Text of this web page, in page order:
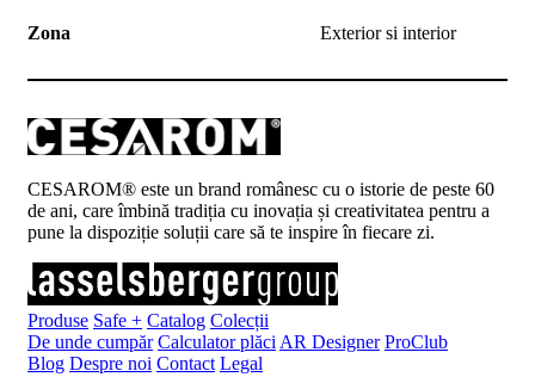
Zona Exterior si interior
CESAROM® este un brand românesc cu o istorie de peste 60
de ani, care îmbină tradiția cu inovația și creativitatea pentru a
pune la dispoziție soluții care să te inspire în fiecare zi.
Produse Safe + Catalog Colecții
De unde cumpăr Calculator plăci AR Designer ProClub
Blog Despre noi Contact Legal